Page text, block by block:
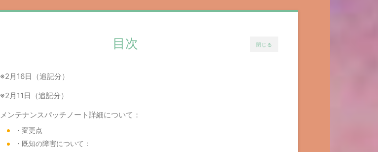
閉じる
目次
※2月16日（追記分）
※2月11日（追記分）
メンテナンスパッチノート詳細について：
・変更点
・既知の障害について：